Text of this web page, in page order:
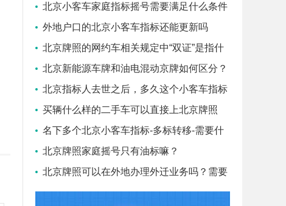
的靓号现在值多少钱？_盛昂京牌
北京小客车家庭指标摇号需要满足什么条件
外地户口的北京小客车指标还能更新吗
北京牌照的网约车相关规定中“双证”是指什
么北京新能源车牌和油电混动京牌如何区分？
_盛昂京牌
北京指标人去世之后，多久这个小客车指标
会作废
买辆什么样的二手车可以直接上北京牌照
呢？
名下多个北京小客车指标-多标转移-需要什
么证件
北京牌照家庭摇号只有油标嘛？
北京牌照可以在外地办理外迁业务吗？需要
怎么做呢？